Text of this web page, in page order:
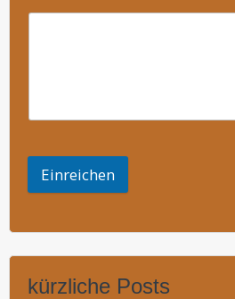
Einreichen
kürzliche Posts